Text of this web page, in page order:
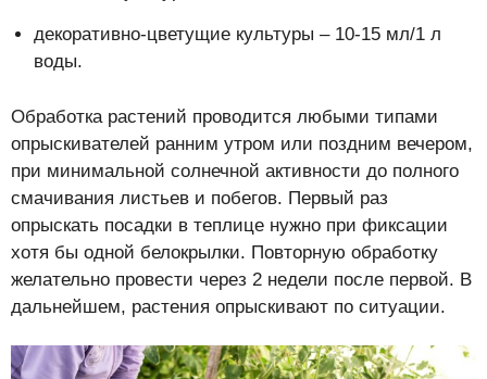
декоративно-цветущие культуры – 10-15 мл/1 л
воды.
Обработка растений проводится любыми типами
опрыскивателей ранним утром или поздним вечером,
при минимальной солнечной активности до полного
смачивания листьев и побегов. Первый раз
опрыскать посадки в теплице нужно при фиксации
хотя бы одной белокрылки. Повторную обработку
желательно провести через 2 недели после первой. В
дальнейшем, растения опрыскивают по ситуации.